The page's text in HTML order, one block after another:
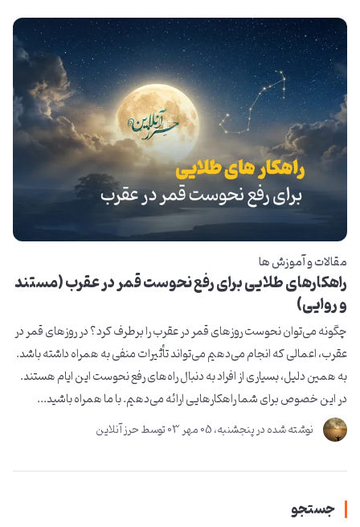
مقالات و آموزش ها
راهکارهای طلایی برای رفع نحوست قمر در عقرب (مستند
و روایی)
چگونه می‌توان نحوست روزهای قمر در عقرب را برطرف کرد؟ در روزهای قمر در
عقرب، اعمالی که انجام می‌دهیم می‌تواند تأثیرات منفی به همراه داشته باشد.
به همین دلیل، بسیاری از افراد به دنبال راه‌های رفع نحوست این ایام هستند.
در این خصوص برای شما راهکارهایی ارائه می‌دهیم. با ما همراه باشید...
نوشته شده درپنجشنبه، 05 مهر 03 توسطحرز آنلاین
جستجو